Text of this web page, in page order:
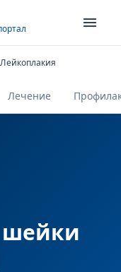
menu
Лейкоплакия
Лечение
шейки